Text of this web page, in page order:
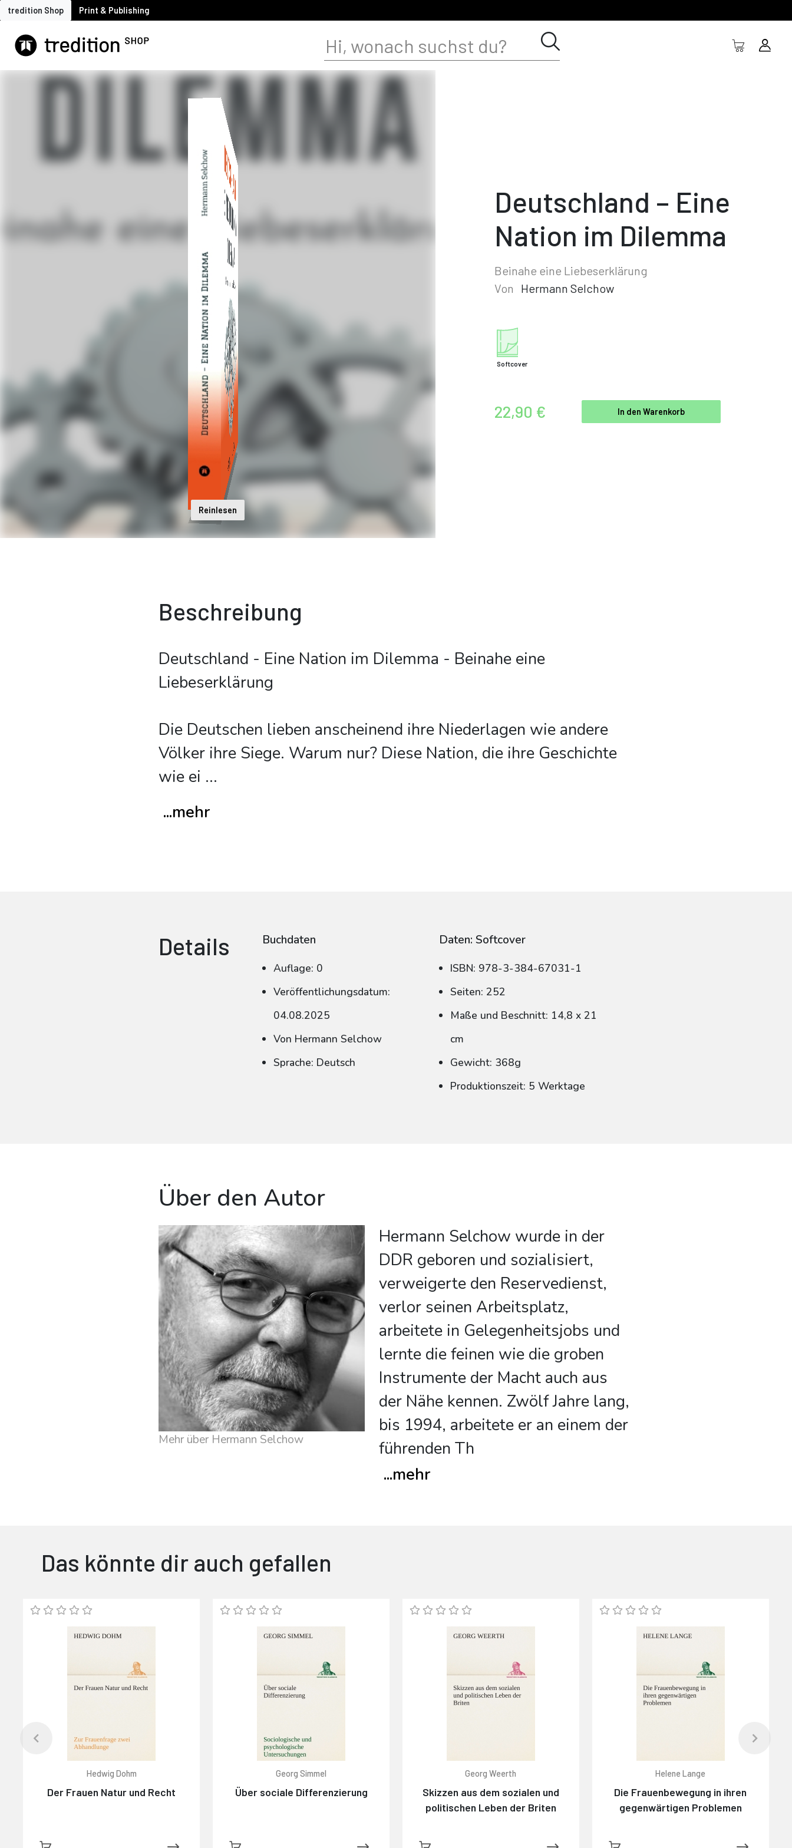
tredition Shop Print & Publishing
Reinlesen
Deutschland – Eine
Nation im Dilemma
Beinahe eine Liebeserklärung
Von
Hermann Selchow
Softcover
22,90 € In den Warenkorb
Beschreibung
Deutschland - Eine Nation im Dilemma - Beinahe eine
Liebeserklärung
Die Deutschen lieben anscheinend ihre Niederlagen wie andere
Völker ihre Siege. Warum nur? Diese Nation, die ihre Geschichte
wie ei ...
...mehr
Details Buchdaten
Auflage: 0
Veröffentlichungsdatum:
04.08.2025
Von Hermann Selchow
Sprache: Deutsch
Daten: Softcover
ISBN: 978-3-384-67031-1
Seiten: 252
Maße und Beschnitt: 14,8 x 21
cm
Gewicht: 368g
Produktionszeit: 5 Werktage
Über den Autor
Mehr über Hermann Selchow
Hermann Selchow wurde in der
DDR geboren und sozialisiert,
verweigerte den Reservedienst,
verlor seinen Arbeitsplatz,
arbeitete in Gelegenheitsjobs und
lernte die feinen wie die groben
Instrumente der Macht auch aus
der Nähe kennen. Zwölf Jahre lang,
bis 1994, arbeitete er an einem der
führenden Th
...mehr
Das könnte dir auch gefallen
Hedwig Dohm
Der Frauen Natur und Recht
Georg Simmel
Über sociale Differenzierung
Georg Weerth
Skizzen aus dem sozialen und
politischen Leben der Briten
Helene Lange
Die Frauenbewegung in ihren
gegenwärtigen Problemen